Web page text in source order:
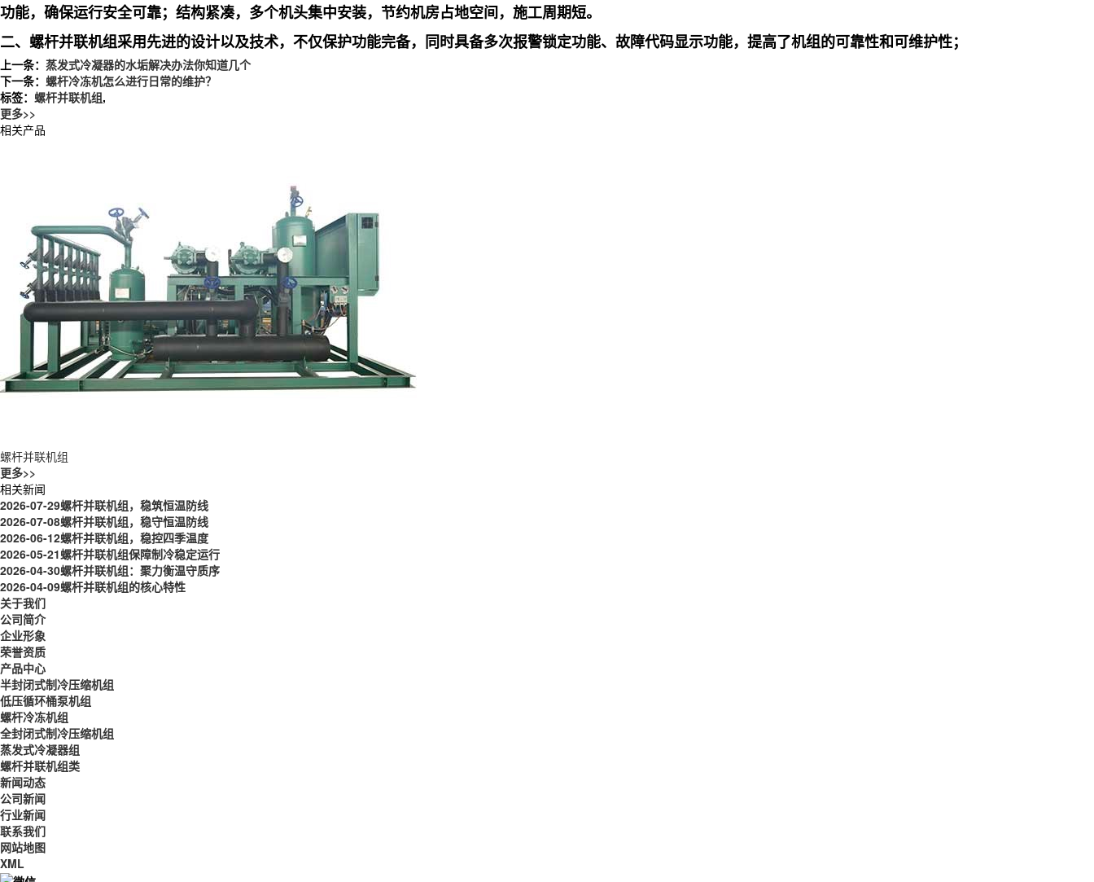
功能，确保运行安全可靠；结构紧凑，多个机头集中安装，节约机房占地空间，施工周期短。
二、螺杆并联机组采用先进的设计以及技术，不仅保护功能完备，同时具备多次报警锁定功能、故障代码显示功能，提高了机组的可靠性和可维护性；
上一条： 蒸发式冷凝器的水垢解决办法你知道几个
下一条： 螺杆冷冻机怎么进行日常的维护？
标签： 螺杆并联机组,
更多>>
相关产品
螺杆并联机组
更多>>
相关新闻
2026-07-29螺杆并联机组，稳筑恒温防线
2026-07-08螺杆并联机组，稳守恒温防线
2026-06-12螺杆并联机组，稳控四季温度
2026-05-21螺杆并联机组保障制冷稳定运行
2026-04-30螺杆并联机组：聚力衡温守质序
2026-04-09螺杆并联机组的核心特性
关于我们
公司简介
企业形象
荣誉资质
产品中心
半封闭式制冷压缩机组
低压循环桶泵机组
螺杆冷冻机组
全封闭式制冷压缩机组
蒸发式冷凝器组
螺杆并联机组类
新闻动态
公司新闻
行业新闻
联系我们
网站地图
XML